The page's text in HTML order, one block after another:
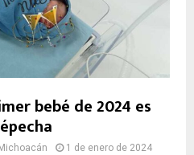
bebé de 2024 es
1 de enero de 2024